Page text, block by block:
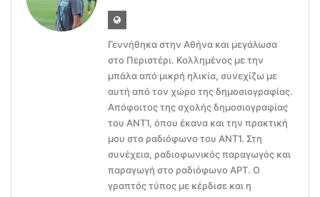
Γεννήθηκα στην Αθήνα και μεγάλωσα
στο Περιστέρι. Κολλημένος με την
μπάλα από μικρή ηλικία, συνεχίζω με
αυτή από τον χώρο της δημοσιογραφίας.
Απόφοιτος της σχολής δημοσιογραφίας
του ΑΝΤ1, όπου έκανα και την πρακτική
μου στο ραδιόφωνο του ΑΝΤ1. Στη
συνέχεια, ραδιοφωνικός παραγωγός και
παραγωγή στο ραδιόφωνο ΑΡΤ. Ο
γραπτός τύπος με κέρδισε και η